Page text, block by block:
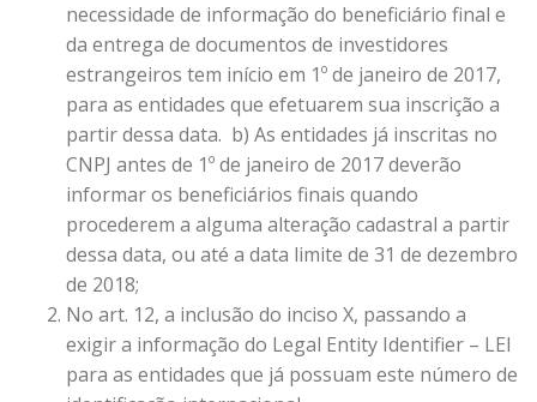
necessidade de informação do beneficiário final e
da entrega de documentos de investidores
estrangeiros tem início em 1º de janeiro de 2017,
para as entidades que efetuarem sua inscrição a
partir dessa data. b) As entidades já inscritas no
CNPJ antes de 1º de janeiro de 2017 deverão
informar os beneficiários finais quando
procederem a alguma alteração cadastral a partir
dessa data, ou até a data limite de 31 de dezembro
de 2018;
No art. 12, a inclusão do inciso X, passando a
exigir a informação do Legal Entity Identifier – LEI
para as entidades que já possuam este número de